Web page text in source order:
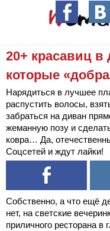
20+ красавиц
которые
Нарядиться в лучшее
распустить волосы,
забраться на диван
жеманную позу и
ковра… Да,
Соцсетей и ждут лайки!
Собственно, а что ещё
нет, на светские
приличного ресторана